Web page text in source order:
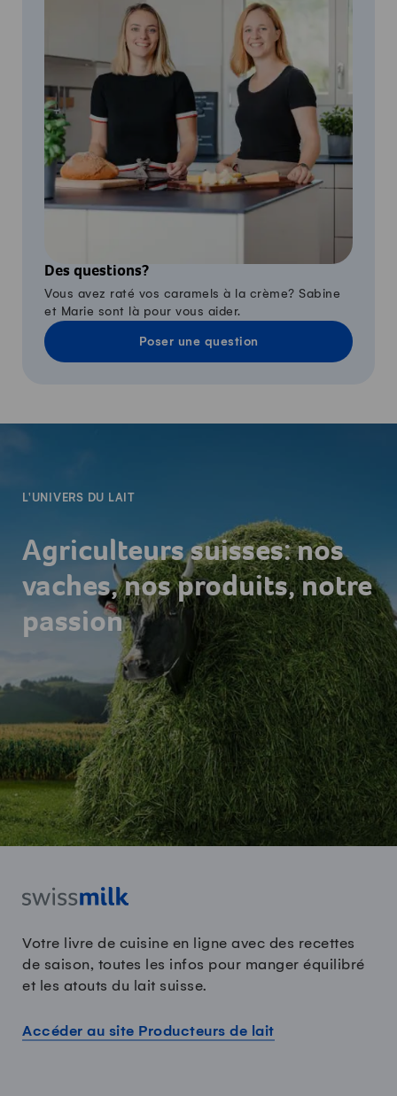
Des questions?
Vous avez raté vos caramels à la crème? Sabine
et Marie sont là pour vous aider.
Poser une question
L'UNIVERS DU LAIT
Agriculteurs suisses: nos
vaches, nos produits, notre
passion
Votre livre de cuisine en ligne avec des recettes
de saison, toutes les infos pour manger équilibré
et les atouts du lait suisse.
Accéder au site Producteurs de lait